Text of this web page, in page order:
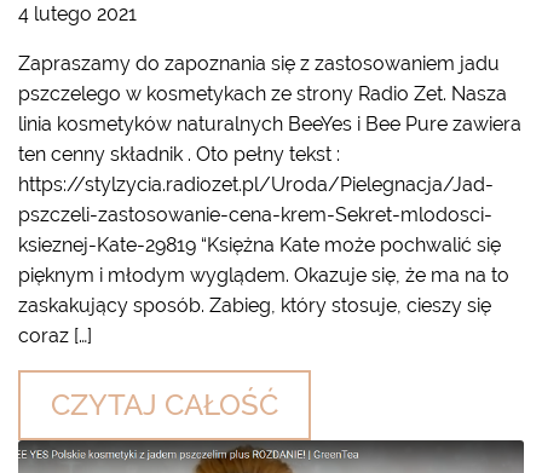
4 lutego 2021
Zapraszamy do zapoznania się z zastosowaniem jadu
pszczelego w kosmetykach ze strony Radio Zet. Nasza
linia kosmetyków naturalnych BeeYes i Bee Pure zawiera
ten cenny składnik . Oto pełny tekst :
https://stylzycia.radiozet.pl/Uroda/Pielegnacja/Jad-
pszczeli-zastosowanie-cena-krem-Sekret-mlodosci-
ksieznej-Kate-29819 “Księżna Kate może pochwalić się
pięknym i młodym wyglądem. Okazuje się, że ma na to
zaskakujący sposób. Zabieg, który stosuje, cieszy się
coraz […]
CZYTAJ CAŁOŚĆ